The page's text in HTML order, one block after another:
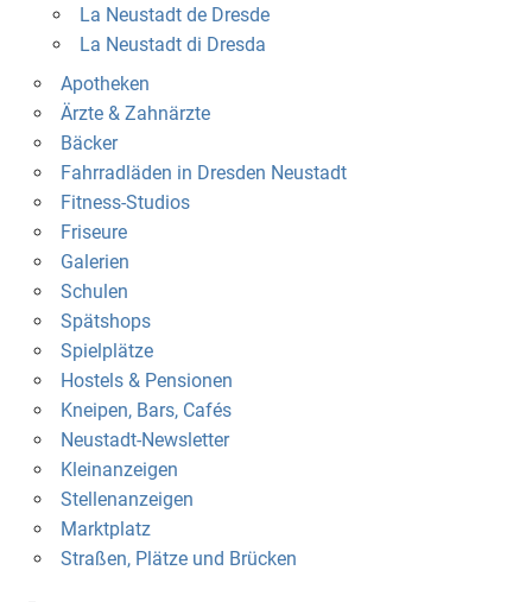
La Neustadt de Dresde
La Neustadt di Dresda
Apotheken
Ärzte & Zahnärzte
Bäcker
Fahrradläden in Dresden Neustadt
Fitness-Studios
Friseure
Galerien
Schulen
Spätshops
Spielplätze
Hostels & Pensionen
Kneipen, Bars, Cafés
Neustadt-Newsletter
Kleinanzeigen
Stellenanzeigen
Marktplatz
Straßen, Plätze und Brücken